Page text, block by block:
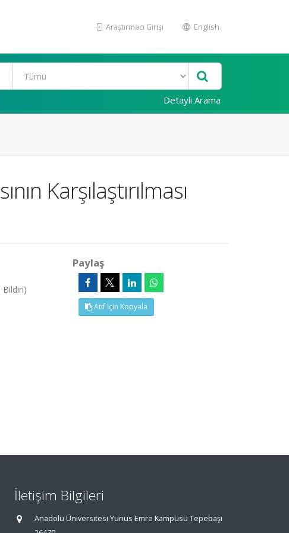
Araştırmacı Girişi English
Detaylı Arama
Karşılaştırılması
Bildiri)
Paylaş
Atıf İçin Kopyala
İletişim Bilgileri
Anadolu Üniversitesi Yunus Emre Kampüsü Tepebaşı